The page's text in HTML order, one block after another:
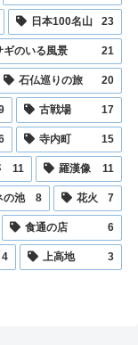
日本100名山 23
ギのいる風景 21
石仏巡りの旅 20
古戦場 17
寺内町 15
11 羅漢像 11
の池 8 花火 7
食通の店 6
4 上高地 3